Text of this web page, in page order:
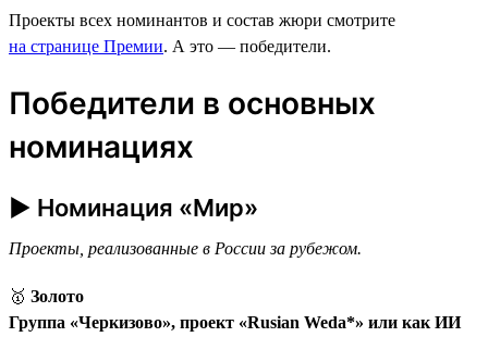
Проекты всех номинантов и состав жюри смотрите
на странице Премии. А это — победители.
Победители в основных
номинациях
► Номинация «Мир»
Проекты, реализованные в России за рубежом.
🥇 Золото
Группа «Черкизово», проект «Rusian Weda*» или как ИИ